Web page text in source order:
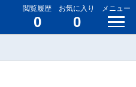
閲覧履歴
0
お気に入り
0
メニュー